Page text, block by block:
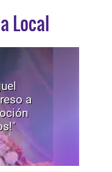
Local
a